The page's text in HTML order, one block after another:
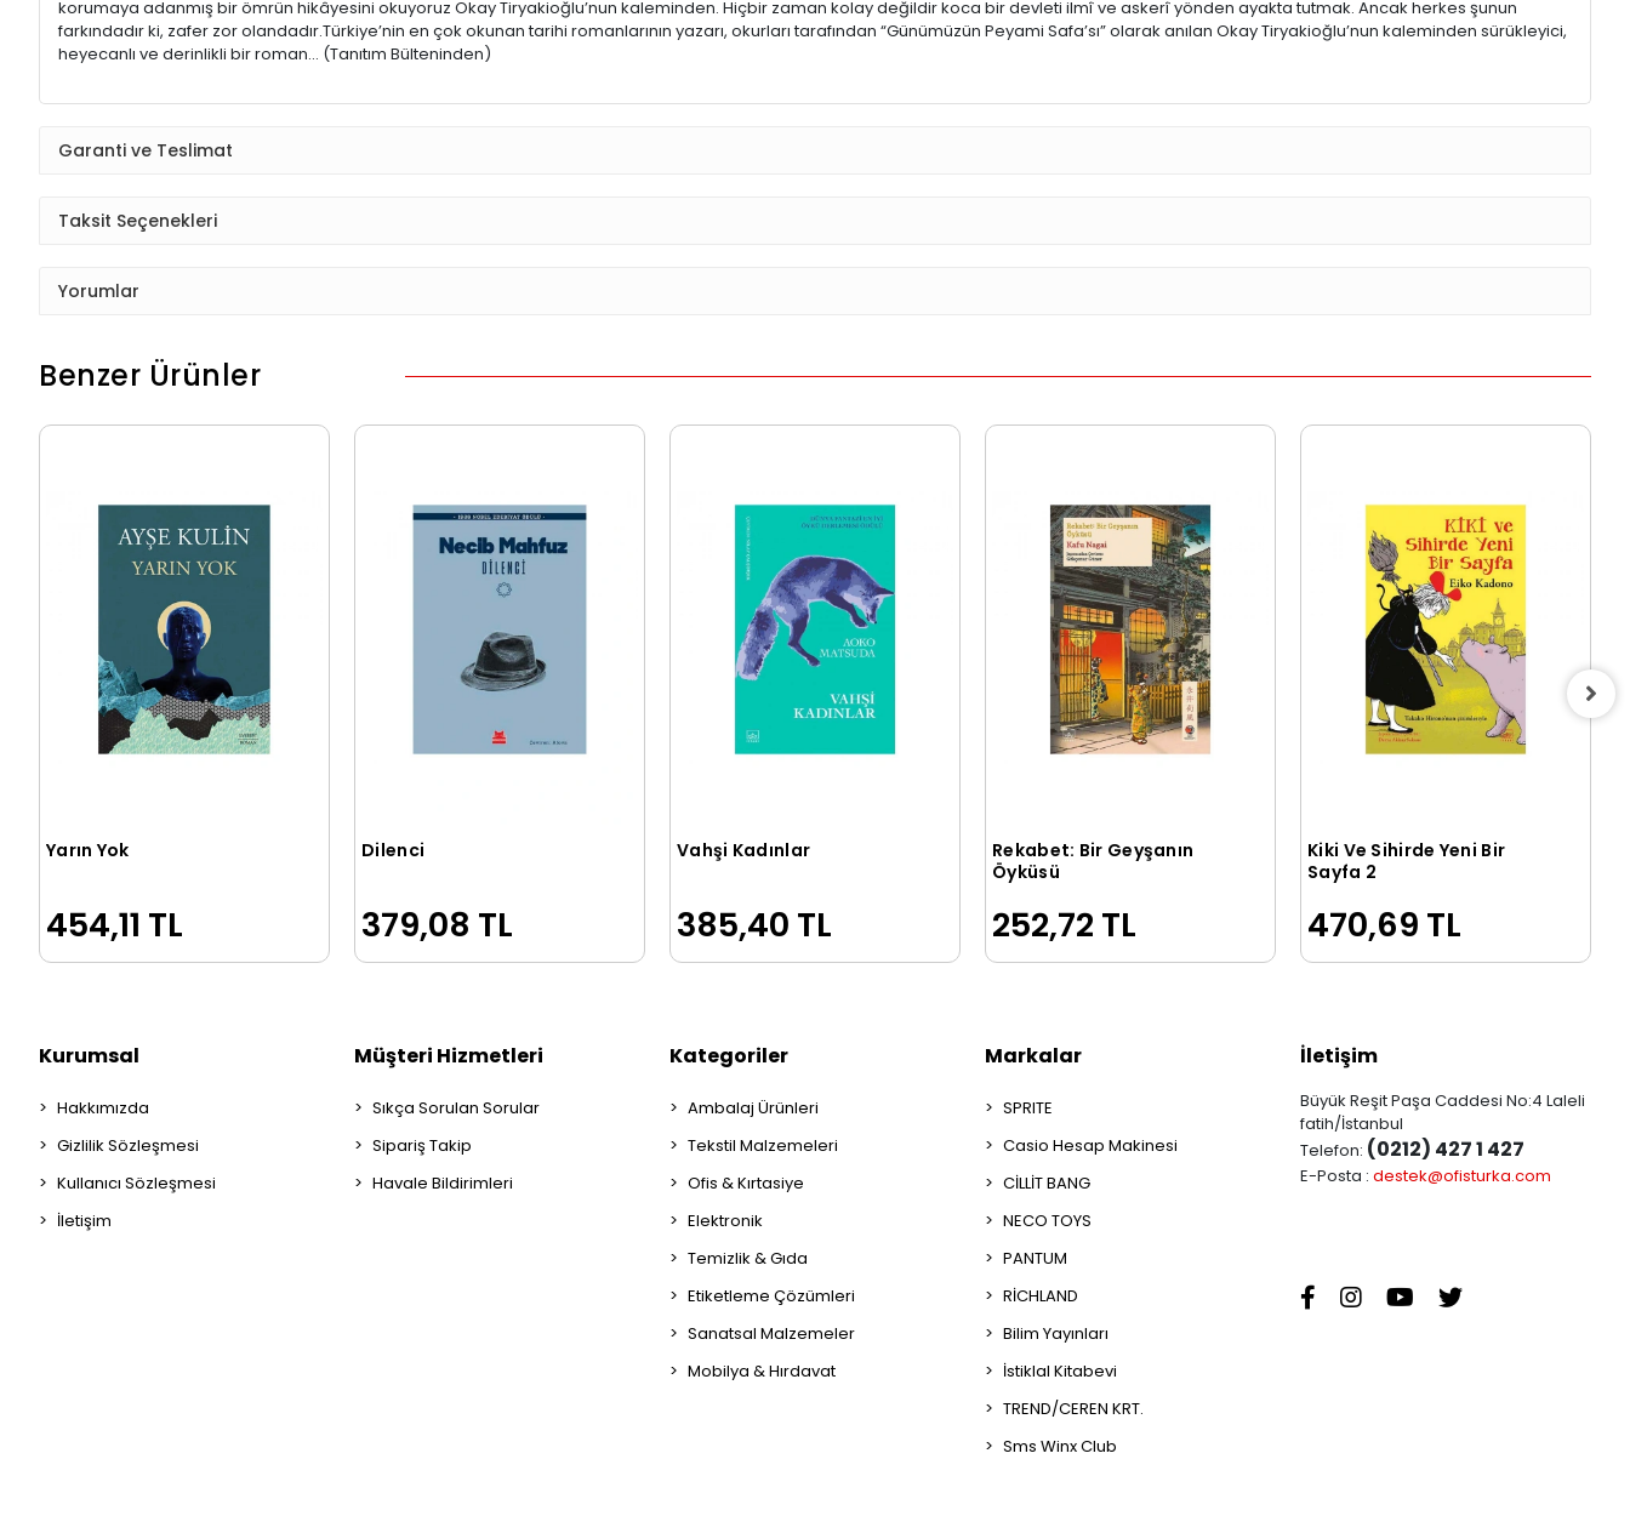
korumaya adanmış bir ömrün hikâyesini okuyoruz Okay Tiryakioğlu’nun kaleminden. Hiçbir zaman kolay değildir koca bir devleti ilmî ve askerî yönden ayakta tutmak. Ancak herkes şunun
farkındadır ki, zafer zor olandadır.Türkiye’nin en çok okunan tarihi romanlarının yazarı, okurları tarafından “Günümüzün Peyami Safa’sı” olarak anılan Okay Tiryakioğlu’nun kaleminden sürükleyici,
heyecanlı ve derinlikli bir roman... (Tanıtım Bülteninden)
Garanti ve Teslimat
Taksit Seçenekleri
Yorumlar
Benzer Ürünler
Yarın Yok
454,11 TL
Dilenci
379,08 TL
Sepete Ekle
Vahşi Kadınlar
385,40 TL
Sepete Ekle
Rekabet: Bir Geyşanın
Öyküsü
252,72 TL
Sepete Ekle
Kiki Ve Sihirde Yeni Bir
Sayfa 2
470,69 TL
Kurumsal
Hakkımızda
Gizlilik Sözleşmesi
Kullanıcı Sözleşmesi
İletişim
Müşteri Hizmetleri
Sıkça Sorulan Sorular
Sipariş Takip
Havale Bildirimleri
Kategoriler
Ambalaj Ürünleri
Tekstil Malzemeleri
Ofis & Kırtasiye
Elektronik
Temizlik & Gıda
Etiketleme Çözümleri
Sanatsal Malzemeler
Mobilya & Hırdavat
Markalar
SPRITE
Casio Hesap Makinesi
CİLLİT BANG
NECO TOYS
PANTUM
RİCHLAND
Bilim Yayınları
İstiklal Kitabevi
TREND/CEREN KRT.
Sms Winx Club
İletişim
Büyük Reşit Paşa Caddesi No:4 Laleli
fatih/İstanbul
Telefon: (0212) 427 1 427
E-Posta : destek@ofisturka.com